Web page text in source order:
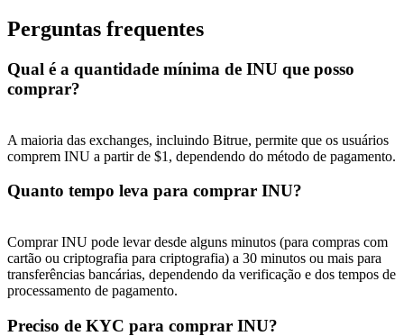
Indicação
Convide um amigo para receber recompensas em dinheiro
Perguntas frequentes
Qual é a quantidade mínima de INU que posso
comprar?
A maioria das exchanges, incluindo Bitrue, permite que os usuários
comprem INU a partir de $1, dependendo do método de pagamento.
Quanto tempo leva para comprar INU?
Comprar INU pode levar desde alguns minutos (para compras com
cartão ou criptografia para criptografia) a 30 minutos ou mais para
transferências bancárias, dependendo da verificação e dos tempos de
processamento de pagamento.
Preciso de KYC para comprar INU?